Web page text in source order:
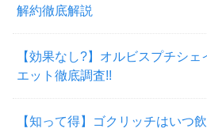
解約徹底解説
【効果なし?】オルビスプチシ
エット徹底調査!!
【知って得】ゴクリッチはいつ